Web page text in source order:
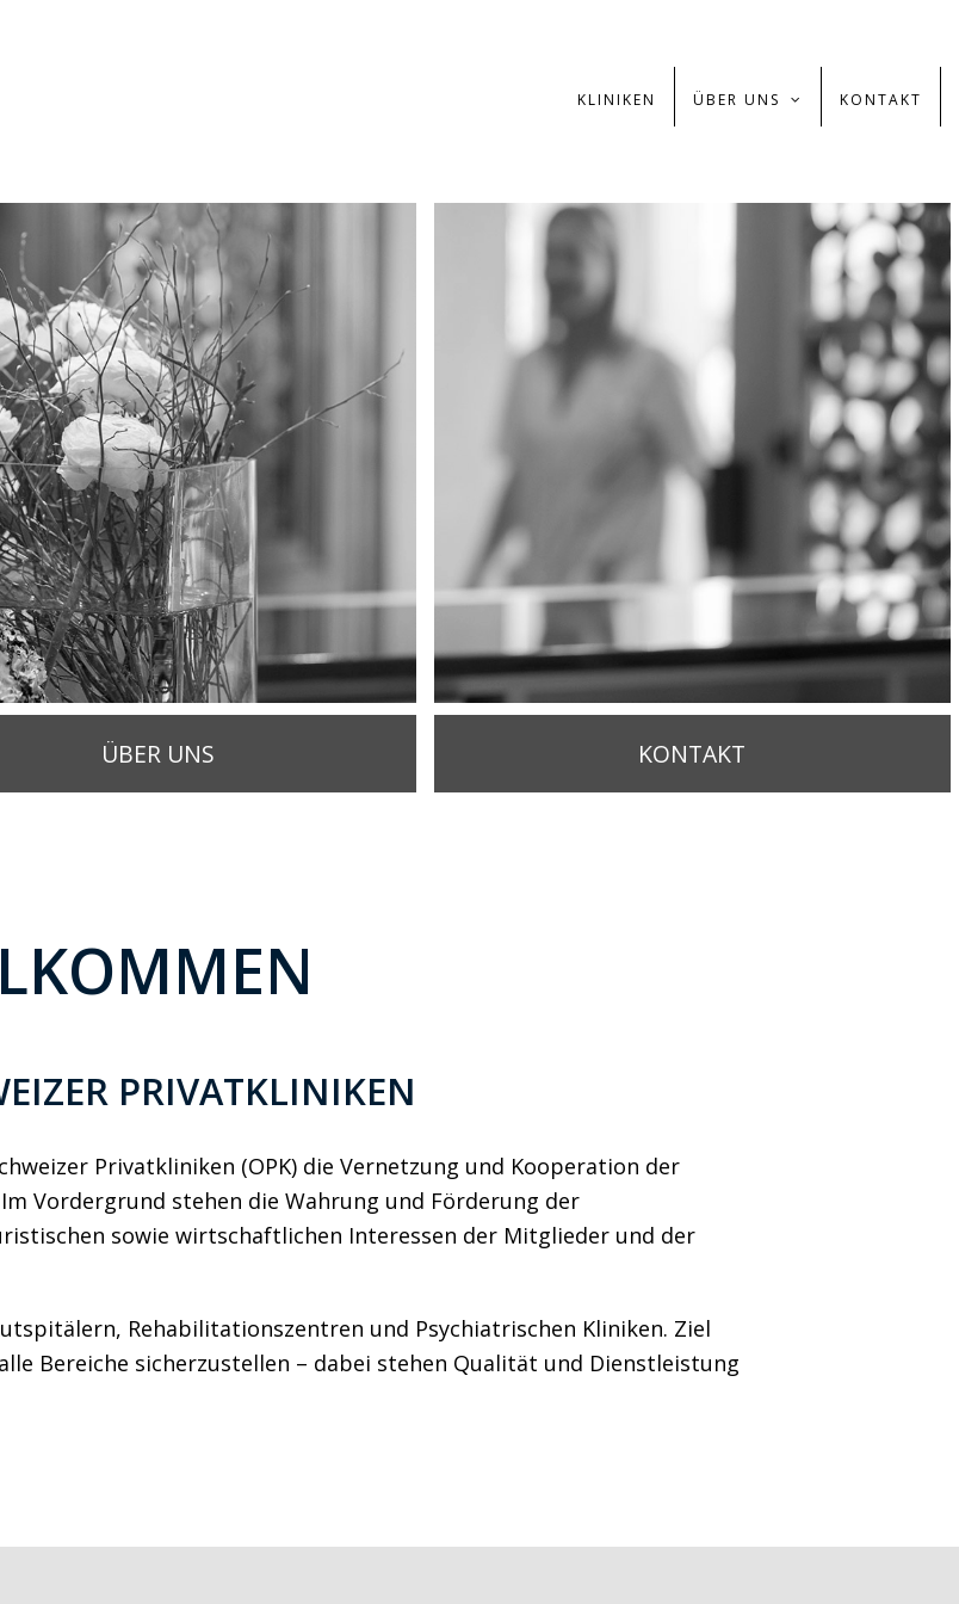
KLINIKEN ÜBER UNS KONTAKT
ÜBER UNS KONTAKT
PRIVATKLINIKEN
Privatkliniken (OPK) die Vernetzung und Kooperation der
Vordergrund stehen die Wahrung und Förderung der
sowie wirtschaftlichen Interessen der Mitglieder und der
Rehabilitationszentren und Psychiatrischen Kliniken. Ziel
Bereiche sicherzustellen – dabei stehen Qualität und Dienstleistung